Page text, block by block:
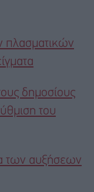
πλασματικών
δημοσίους
του
των αυξήσεων